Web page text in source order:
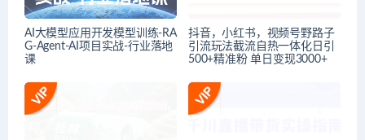
AI大模型应用开发​模型训练-RA
G-Agent-AI项目实战-行业落地
课
抖音，小红书，视频号野路子
引流玩法截流自热一体化日引
500+精准粉 单日变现3000+